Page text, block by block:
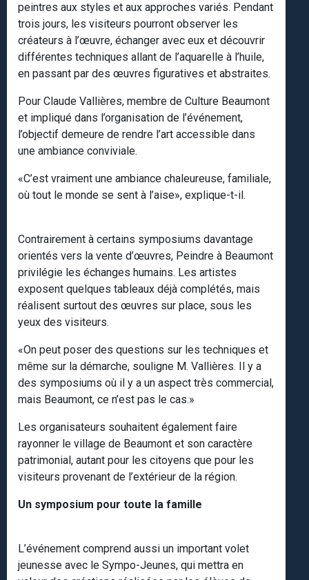
peintres aux styles et aux approches variés. Pendant
trois jours, les visiteurs pourront observer les
créateurs à l’œuvre, échanger avec eux et découvrir
différentes techniques allant de l’aquarelle à l’huile,
en passant par des œuvres figuratives et abstraites.
Pour Claude Vallières, membre de Culture Beaumont
et impliqué dans l’organisation de l’événement,
l’objectif demeure de rendre l’art accessible dans
une ambiance conviviale.
«C’est vraiment une ambiance chaleureuse, familiale,
où tout le monde se sent à l’aise», explique-t-il.
Contrairement à certains symposiums davantage
orientés vers la vente d’œuvres, Peindre à Beaumont
privilégie les échanges humains. Les artistes
exposent quelques tableaux déjà complétés, mais
réalisent surtout des œuvres sur place, sous les
yeux des visiteurs.
«On peut poser des questions sur les techniques et
même sur la démarche, souligne M. Vallières. Il y a
des symposiums où il y a un aspect très commercial,
mais Beaumont, ce n’est pas le cas.»
Les organisateurs souhaitent également faire
rayonner le village de Beaumont et son caractère
patrimonial, autant pour les citoyens que pour les
visiteurs provenant de l’extérieur de la région.
Un symposium pour toute la famille
L’événement comprend aussi un important volet
jeunesse avec le Sympo-Jeunes, qui mettra en